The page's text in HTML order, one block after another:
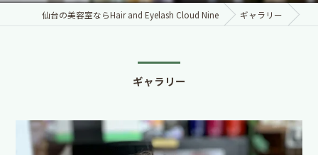
仙台の美容室ならHair and Eyelash Cloud Nine ギャラリー
ギャラリー